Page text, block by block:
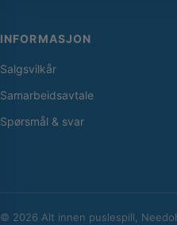
INFORMASJON
Salgsvilkår
Samarbeidsavtale
Spørsmål & svar
© 2026 Alt innen puslespill,